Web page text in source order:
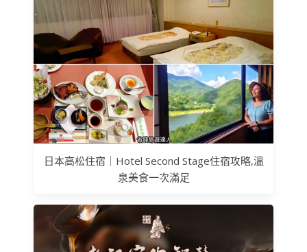
日本高松住宿｜Hotel Second Stage住宿攻略,溫
泉美食一次滿足